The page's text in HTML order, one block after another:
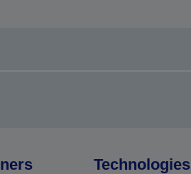
Technologies